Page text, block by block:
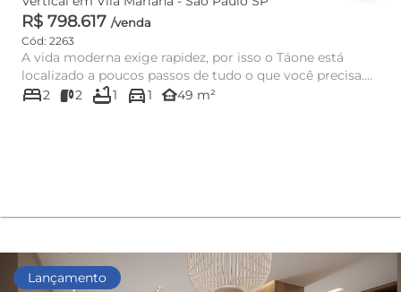
R$ 798.617 /venda
Cód: 2263
A vida moderna exige rapidez, por isso o Táone está
localizado a poucos passos de tudo o que você precisa.
No coração de...
bed2 2 bathtub1 directions_car1 other_houses49 m²
Lançamento